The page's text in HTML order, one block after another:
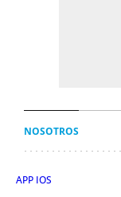
NOSOTROS
APP IOS